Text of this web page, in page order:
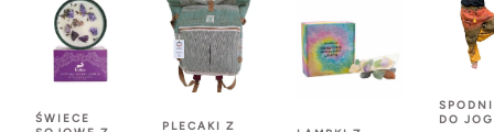
ŚWIECE
PLECAKI Z
DO